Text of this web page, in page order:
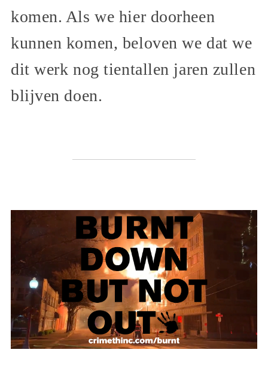
komen. Als we hier doorheen
kunnen komen, beloven we dat we
dit werk nog tientallen jaren zullen
blijven doen.